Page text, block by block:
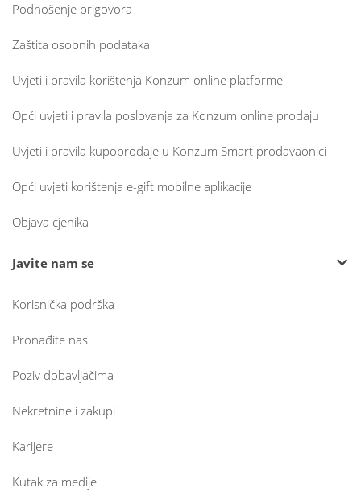
Podnošenje prigovora
Zaštita osobnih podataka
Uvjeti i pravila korištenja Konzum online platforme
Opći uvjeti i pravila poslovanja za Konzum online prodaju
Uvjeti i pravila kupoprodaje u Konzum Smart prodavaonici
Opći uvjeti korištenja e-gift mobilne aplikacije
Objava cjenika
Javite nam se
Korisnička podrška
Pronađite nas
Poziv dobavljačima
Nekretnine i zakupi
Karijere
Kutak za medije